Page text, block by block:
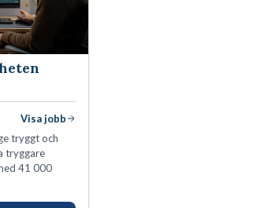
Visa jobb
tryggt och
tryggare
41 000